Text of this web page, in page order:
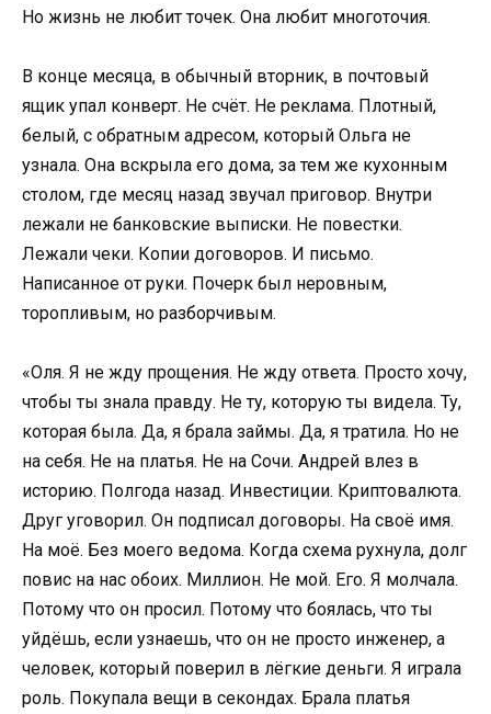
Но жизнь не любит точек. Она любит многоточия.
В конце месяца, в обычный вторник, в почтовый
ящик упал конверт. Не счёт. Не реклама. Плотный,
белый, с обратным адресом, который Ольга не
узнала. Она вскрыла его дома, за тем же кухонным
столом, где месяц назад звучал приговор. Внутри
лежали не банковские выписки. Не повестки.
Лежали чеки. Копии договоров. И письмо.
Написанное от руки. Почерк был неровным,
торопливым, но разборчивым.
«Оля. Я не жду прощения. Не жду ответа. Просто хочу,
чтобы ты знала правду. Не ту, которую ты видела. Ту,
которая была. Да, я брала займы. Да, я тратила. Но не
на себя. Не на платья. Не на Сочи. Андрей влез в
историю. Полгода назад. Инвестиции. Криптовалюта.
Друг уговорил. Он подписал договоры. На своё имя.
На моё. Без моего ведома. Когда схема рухнула, долг
повис на нас обоих. Миллион. Не мой. Его. Я молчала.
Потому что он просил. Потому что боялась, что ты
уйдёшь, если узнаешь, что он не просто инженер, а
человек, который поверил в лёгкие деньги. Я играла
роль. Покупала вещи в секондах. Брала платья